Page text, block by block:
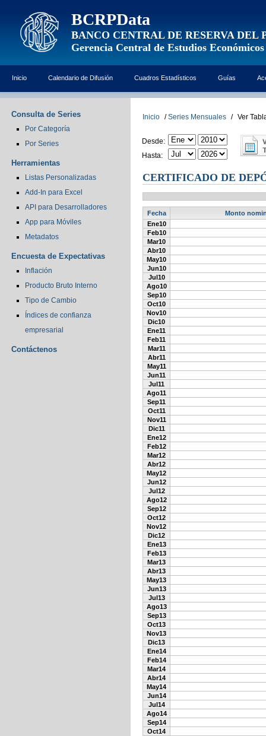
BCRPData
BANCO CENTRAL DE RESERVA DEL
Gerencia Central de Estudios Económicos
Inicio Calendario de Difusión Cuadros Estadísticos Guías
Consulta de Series
Por Categoría
Por Series
Herramientas
Listas Personalizadas
Add-In para Excel
API para Desarrolladores
App para Móviles
Metadatos
Encuesta de Expectativas
Inflación
Producto Bruto Interno
Tipo de Cambio
Índices de confianza
empresarial
Contáctenos
Inicio / Series Mensuales / Ver
Desde:
Hasta:
CERTIFICADO DE
Fecha
Monto
Ene10
Feb10
Mar10
Abr10
May10
Jun10
Jul10
Ago10
Sep10
Oct10
Nov10
Dic10
Ene11
Feb11
Mar11
Abr11
May11
Jun11
Jul11
Ago11
Sep11
Oct11
Nov11
Dic11
Ene12
Feb12
Mar12
Abr12
May12
Jun12
Jul12
Ago12
Sep12
Oct12
Nov12
Dic12
Ene13
Feb13
Mar13
Abr13
May13
Jun13
Jul13
Ago13
Sep13
Oct13
Nov13
Dic13
Ene14
Feb14
Mar14
Abr14
May14
Jun14
Jul14
Ago14
Sep14
Oct14